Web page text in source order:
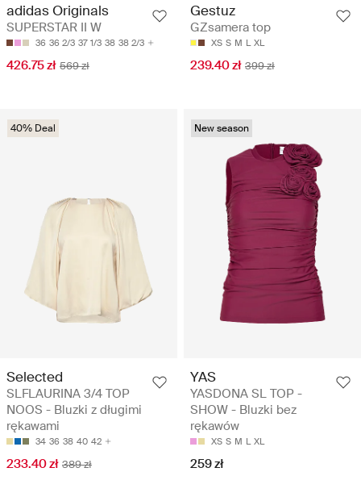
adidas Originals
SUPERSTAR II W
36 36 2/3 37 1/3 38 38 2/3
426.75 zł 569 zł
Gestuz
GZsamera top
XS S M L XL
239.40 zł 399 zł
40% Deal
Selected
SLFLAURINA 3/4 TOP
NOOS - Bluzki z długimi
rękawami
34 36 38 40 42
233.40 zł 389 zł
New season
YAS
YASDONA SL TOP -
SHOW - Bluzki bez
rękawów
XS S M L XL
259 zł